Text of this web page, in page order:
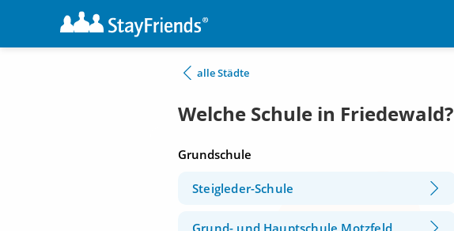
alle Städte
Welche Schule in Friedewald?
Grundschule
Steigleder-Schule